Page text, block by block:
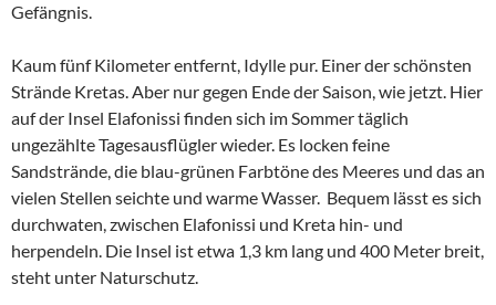
Gefängnis.
Kaum fünf Kilometer entfernt, Idylle pur. Einer der schönsten
Strände Kretas. Aber nur gegen Ende der Saison, wie jetzt. Hier
auf der Insel Elafonissi finden sich im Sommer täglich
ungezählte Tagesausflügler wieder. Es locken feine
Sandstrände, die blau-grünen Farbtöne des Meeres und das an
vielen Stellen seichte und warme Wasser. Bequem lässt es sich
durchwaten, zwischen Elafonissi und Kreta hin- und
herpendeln. Die Insel ist etwa 1,3 km lang und 400 Meter breit,
steht unter Naturschutz.